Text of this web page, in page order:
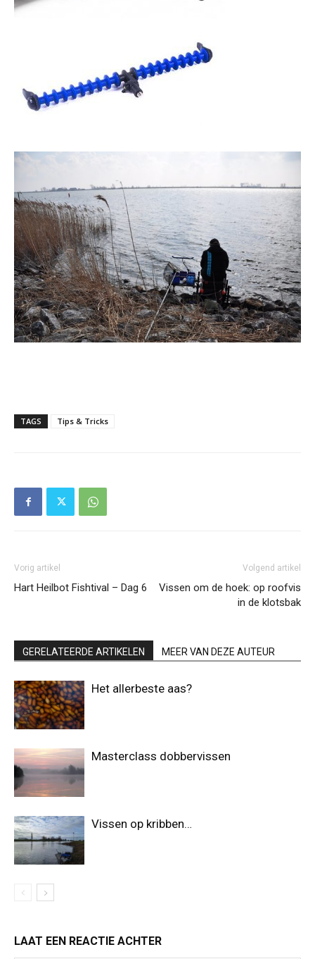
TAGS Tips & Tricks
Vorig artikel
Hart Heilbot Fishtival – Dag 6
Volgend artikel
Vissen om de hoek: op roofvis
in de klotsbak
GERELATEERDE ARTIKELEN MEER VAN DEZE AUTEUR
Het allerbeste aas?
Masterclass dobbervissen
Vissen op kribben…
LAAT EEN REACTIE ACHTER